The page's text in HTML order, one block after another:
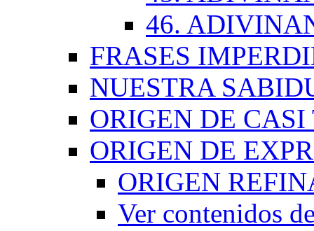
46.
FRASES
NUESTRA
ORIGEN DE CASI
ORIGEN DE
ORIGEN
Ver contenidos